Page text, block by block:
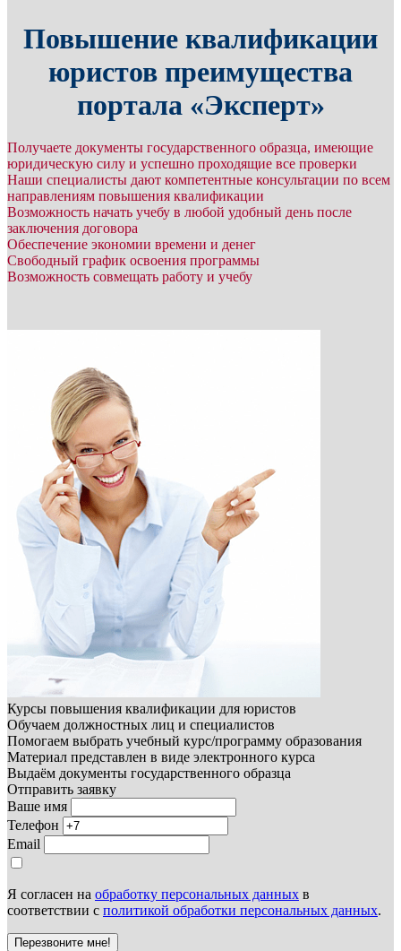
Повышение квалификации
юристов преимущества
портала «Эксперт»
Получаете документы государственного образца, имеющие
юридическую силу и успешно проходящие все проверки
Наши специалисты дают компетентные консультации по всем
направлениям повышения квалификации
Возможность начать учебу в любой удобный день после
заключения договора
Обеспечение экономии времени и денег
Свободный график освоения программы
Возможность совмещать работу и учебу
Курсы повышения квалификации для юристов
Обучаем должностных лиц и специалистов
Помогаем выбрать учебный курс/программу образования
Материал представлен в виде электронного курса
Выдаём документы государственного образца
Отправить заявку
Ваше имя
Телефон
Email
Я согласен на обработку персональных данных в
соответствии с политикой обработки персональных данных.
Перезвоните мне!